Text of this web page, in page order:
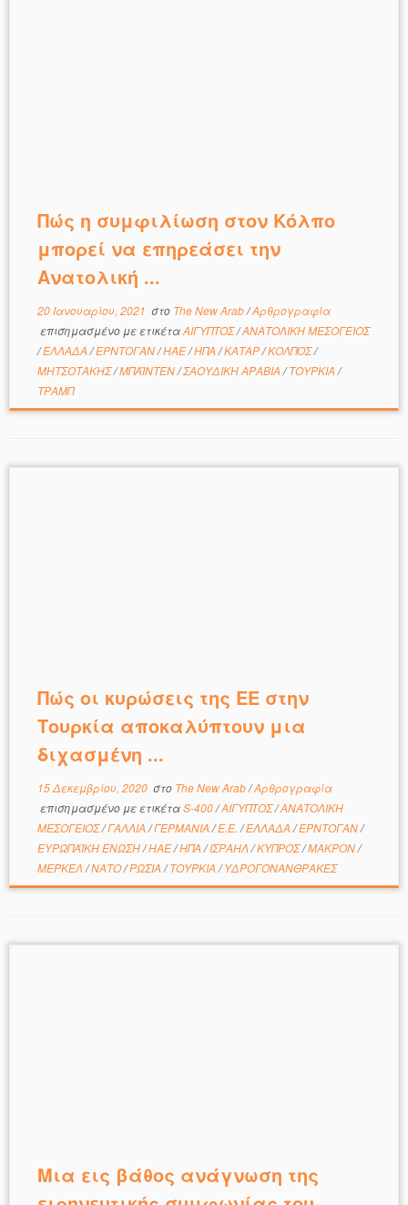
Πώς η συμφιλίωση στον Κόλπο
μπορεί να επηρεάσει την
Ανατολική ...
20 Ιανουαρίου, 2021 στο The New Arab/Αρθρογραφία
επισημασμένο με ετικέταΑΙΓΥΠΤΟΣ/ΑΝΑΤΟΛΙΚΗ ΜΕΣΟΓΕΙΟΣ
/ΕΛΛΑΔΑ /ΕΡΝΤΟΓΑΝ/ΗΑΕ/ΗΠΑ /ΚΑΤΑΡ/ΚΟΛΠΟΣ/
ΜΗΤΣΟΤΑΚΗΣ/ΜΠΑΪΝΤΕΝ/ΣΑΟΥΔΙΚΗ ΑΡΑΒΙΑ /ΤΟΥΡΚΙΑ /
ΤΡΑΜΠ
Πώς οι κυρώσεις της ΕΕ στην
Τουρκία αποκαλύπτουν μια
διχασμένη ...
15 Δεκεμβρίου, 2020στο The New Arab/Αρθρογραφία
επισημασμένο με ετικέταS-400/ΑΙΓΥΠΤΟΣ/ΑΝΑΤΟΛΙΚΗ
ΜΕΣΟΓΕΙΟΣ/ΓΑΛΛΙΑ /ΓΕΡΜΑΝΙΑ /Ε.Ε. /ΕΛΛΑΔΑ /ΕΡΝΤΟΓΑΝ/
ΕΥΡΩΠΑΪΚΗ ΕΝΩΣΗ/ΗΑΕ/ΗΠΑ /ΙΣΡΑΗΛ /ΚΥΠΡΟΣ/ΜΑΚΡΟΝ/
ΜΕΡΚΕΛ /ΝΑΤΟ/ΡΩΣΙΑ /ΤΟΥΡΚΙΑ /ΥΔΡΟΓΟΝΑΝΘΡΑΚΕΣ
Μια εις βάθος ανάγνωση της